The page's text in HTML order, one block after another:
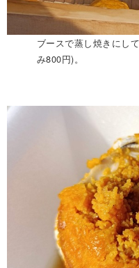
ブースで蒸し焼きにし
み800円)。